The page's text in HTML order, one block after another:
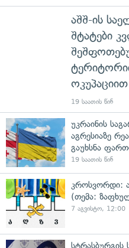
აშშ-ის
შტატები
ოკუპაციით
19 საათის წინ
უკრაინის
აგრესიაზე
გაუხსნა
19 საათის წინ
კროსვორდი:
(თემა:
7 აგვისტო, 12:00